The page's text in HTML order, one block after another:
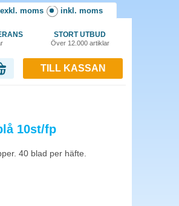
exkl. moms inkl. moms
STORT UTBUD
Över 12.000 artiklar
TILL KASSAN
10st/fp
40 blad per häfte.